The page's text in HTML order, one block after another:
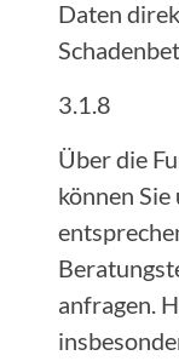
Daten
3.1.8
Über die
können
anfragen.